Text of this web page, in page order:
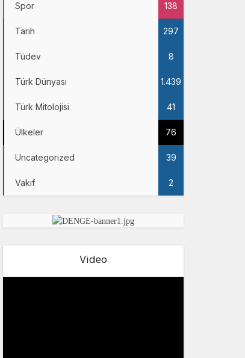
Spor 138
Tarih 297
Tüdev 8
Türk Dünyası 1.439
Türk Mitolojisi 41
Ülkeler 76
Uncategorized 39
Vakıf 2
Video